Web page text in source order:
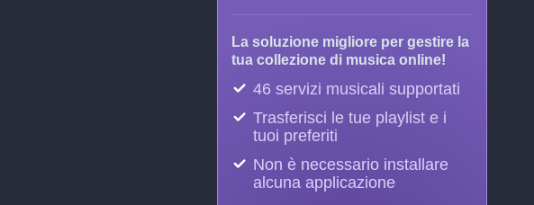
La soluzione migliore per gestire la
tua collezione di musica online!
46 servizi musicali supportati
Trasferisci le tue playlist e i
tuoi preferiti
Non è necessario installare
alcuna applicazione